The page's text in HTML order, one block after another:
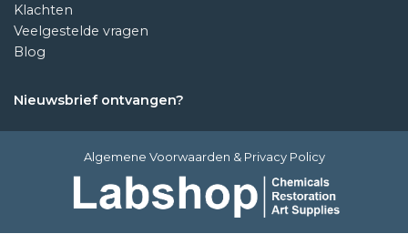
Klachten
Veelgestelde vragen
Blog
Nieuwsbrief ontvangen?
Algemene Voorwaarden & Privacy Policy